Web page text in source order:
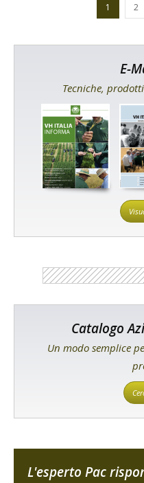
1 2
E-
Tecniche,
Catalogo
Un modo semplice
L'esperto Pac